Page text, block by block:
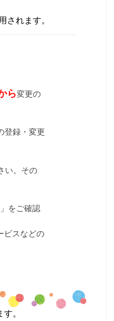
されます。
ら変更の
登録・変更
い。その
をご確認
ビスなどの
。